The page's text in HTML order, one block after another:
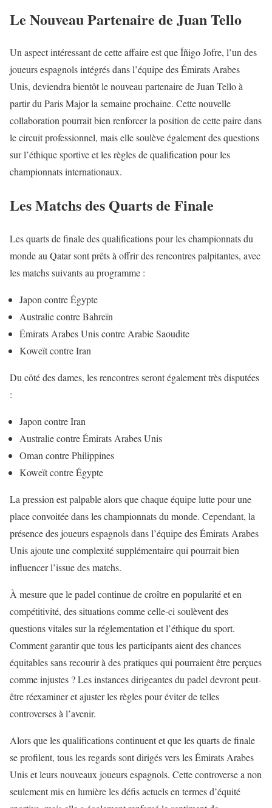
Le Nouveau Partenaire de Juan Tello
Un aspect intéressant de cette affaire est que Íñigo Jofre, l’un des
joueurs espagnols intégrés dans l’équipe des Émirats Arabes
Unis, deviendra bientôt le nouveau partenaire de Juan Tello à
partir du Paris Major la semaine prochaine. Cette nouvelle
collaboration pourrait bien renforcer la position de cette paire dans
le circuit professionnel, mais elle soulève également des questions
sur l’éthique sportive et les règles de qualification pour les
championnats internationaux.
Les Matchs des Quarts de Finale
Les quarts de finale des qualifications pour les championnats du
monde au Qatar sont prêts à offrir des rencontres palpitantes, avec
les matchs suivants au programme :
Japon contre Égypte
Australie contre Bahreïn
Émirats Arabes Unis contre Arabie Saoudite
Koweït contre Iran
Du côté des dames, les rencontres seront également très disputées
:
Japon contre Iran
Australie contre Émirats Arabes Unis
Oman contre Philippines
Koweït contre Égypte
La pression est palpable alors que chaque équipe lutte pour une
place convoitée dans les championnats du monde. Cependant, la
présence des joueurs espagnols dans l’équipe des Émirats Arabes
Unis ajoute une complexité supplémentaire qui pourrait bien
influencer l’issue des matchs.
À mesure que le padel continue de croître en popularité et en
compétitivité, des situations comme celle-ci soulèvent des
questions vitales sur la réglementation et l’éthique du sport.
Comment garantir que tous les participants aient des chances
équitables sans recourir à des pratiques qui pourraient être perçues
comme injustes ? Les instances dirigeantes du padel devront peut-
être réexaminer et ajuster les règles pour éviter de telles
controverses à l’avenir.
Alors que les qualifications continuent et que les quarts de finale
se profilent, tous les regards sont dirigés vers les Émirats Arabes
Unis et leurs nouveaux joueurs espagnols. Cette controverse a non
seulement mis en lumière les défis actuels en termes d’équité